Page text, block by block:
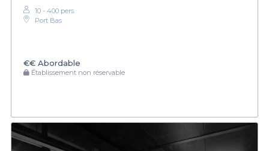
10 - 400 pers.
Port Bas
€€ Abordable
Établissement non réservable